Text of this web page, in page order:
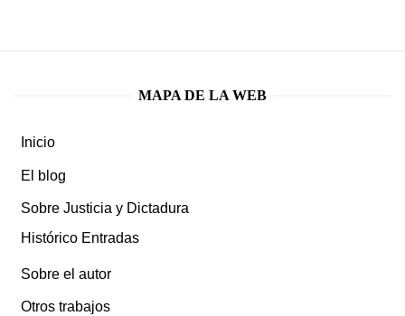
MAPA DE LA WEB
Inicio
El blog
Sobre Justicia y Dictadura
Histórico Entradas
Sobre el autor
Otros trabajos